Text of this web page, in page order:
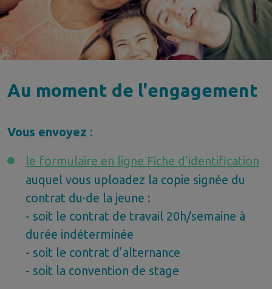
Au moment de l'engagement
Vous envoyez :
le formulaire en ligne Fiche d’identification
auquel vous uploadez la copie signée du
contrat du·de la jeune :
- soit le contrat de travail 20h/semaine à
durée indéterminée
- soit le contrat d’alternance
- soit la convention de stage